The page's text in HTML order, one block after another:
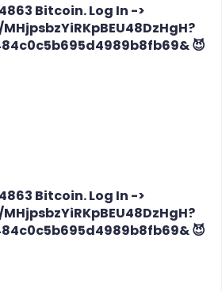
Bitcoin. Log In ->
😈
Bitcoin. Log In ->
😈